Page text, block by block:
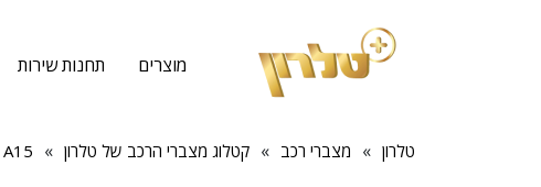
מוצרים תחנות שירות
טלרון » מצברי רכב » קטלוג מצברי הרכב של טלרון » A15 ורטה